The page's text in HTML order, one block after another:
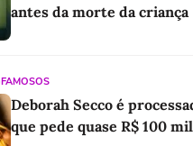
antes da morte da criança
FAMOSOS
Deborah Secco é
que pede quase R$ 100